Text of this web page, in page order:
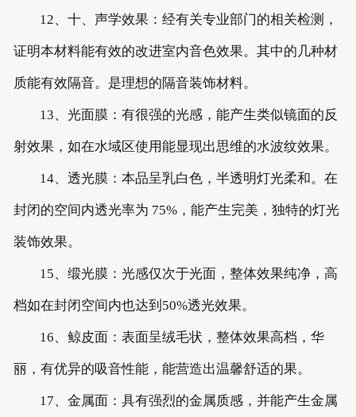
12、十、声学效果：经有关专业部门的相关检测，
证明本材料能有效的改进室内音色效果。其中的几种材
质能有效隔音。是理想的隔音装饰材料。
13、光面膜：有很强的光感，能产生类似镜面的反
射效果，如在水域区使用能显现出思维的水波纹效果。
14、透光膜：本品呈乳白色，半透明灯光柔和。在
封闭的空间内透光率为 75%，能产生完美，独特的灯光
装饰效果。
15、缎光膜：光感仅次于光面，整体效果纯净，高
档如在封闭空间内也达到50%透光效果。
16、鲸皮面：表面呈绒毛状，整体效果高档，华
丽，有优异的吸音性能，能营造出温馨舒适的果。
17、金属面：具有强烈的金属质感，并能产生金属